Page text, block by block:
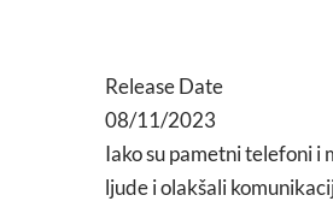
Release Date
08/11/2023
Iako su pametni telefoni i
ljude i olakšali